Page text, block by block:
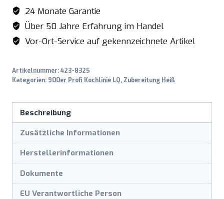
24 Monate Garantie
Über 50 Jahre Erfahrung im Handel
Vor-Ort-Service auf gekennzeichnete Artikel
Artikelnummer:423-8325
Kategorien: 900er Profi Kochlinie LQ, Zubereitung Heiß
Beschreibung
Zusätzliche Informationen
Herstellerinformationen
Dokumente
EU Verantwortliche Person